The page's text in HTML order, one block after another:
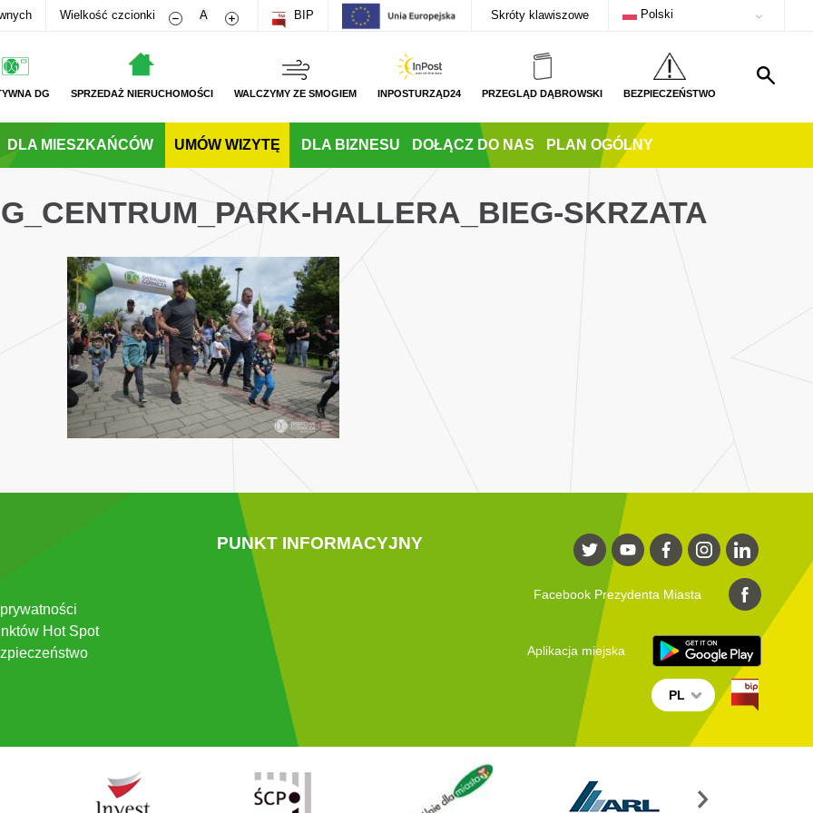
Wielkość czcionki Zmniejsz rozmiar czcionki
A Zwiększ rozmiar czcionki
BIP Skróty klawiszowe Polski
DG SPRZEDAŻ NIERUCHOMOŚCI WALCZYMY ZE SMOGIEM INPOSTURZĄD24 PRZEGLĄD DĄBROWSKI BEZPIECZEŃSTWO
DLA MIESZKAŃCÓW UMÓW WIZYTĘ DLA BIZNESU DOŁĄCZ DO NAS PLAN OGÓLNY
HALLERA_BIEG-SKRZATA
Hot Spot
PUNKT INFORMACYJNY
Facebook Prezydenta Miasta
Aplikacja miejska
PL